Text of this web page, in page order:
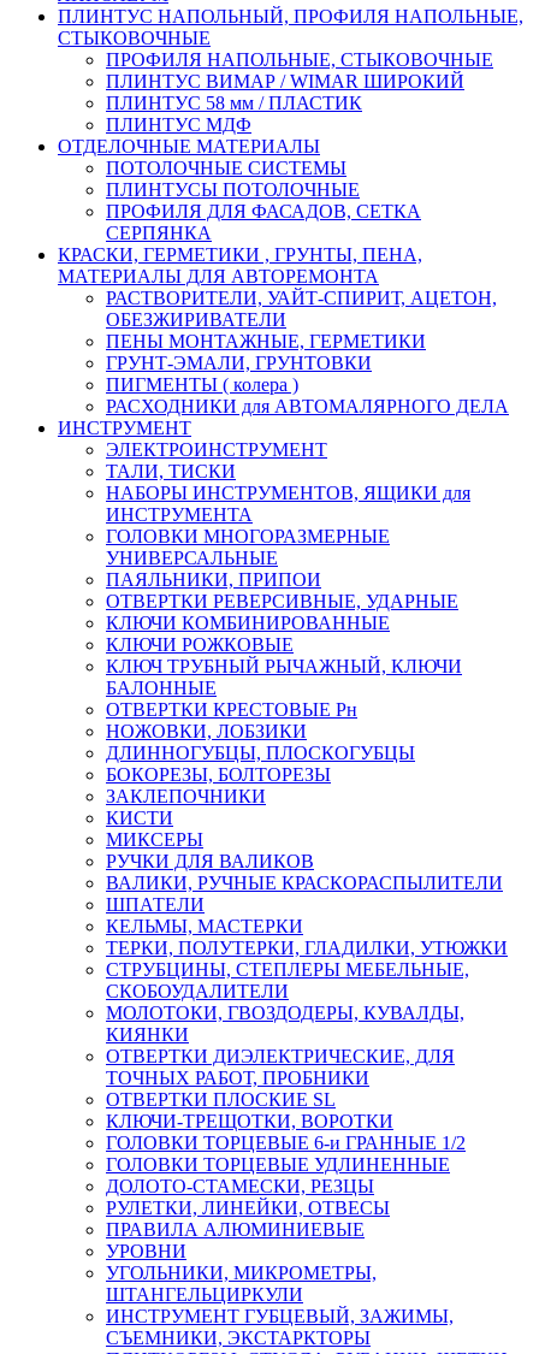
ПЛИНТУС НАПОЛЬНЫЙ, ПРОФИЛЯ НАПОЛЬНЫЕ,
СТЫКОВОЧНЫЕ
ПРОФИЛЯ НАПОЛЬНЫЕ, СТЫКОВОЧНЫЕ
ПЛИНТУС ВИМАР / WIMAR ШИРОКИЙ
ПЛИНТУС 58 мм / ПЛАСТИК
ПЛИНТУС МДФ
ОТДЕЛОЧНЫЕ МАТЕРИАЛЫ
ПОТОЛОЧНЫЕ СИСТЕМЫ
ПЛИНТУСЫ ПОТОЛОЧНЫЕ
ПРОФИЛЯ ДЛЯ ФАСАДОВ, СЕТКА
СЕРПЯНКА
КРАСКИ, ГЕРМЕТИКИ , ГРУНТЫ, ПЕНА,
МАТЕРИАЛЫ ДЛЯ АВТОРЕМОНТА
РАСТВОРИТЕЛИ, УАЙТ-СПИРИТ, АЦЕТОН,
ОБЕЗЖИРИВАТЕЛИ
ПЕНЫ МОНТАЖНЫЕ, ГЕРМЕТИКИ
ГРУНТ-ЭМАЛИ, ГРУНТОВКИ
ПИГМЕНТЫ ( колера )
РАСХОДНИКИ для АВТОМАЛЯРНОГО ДЕЛА
ИНСТРУМЕНТ
ЭЛЕКТРОИНСТРУМЕНТ
ТАЛИ, ТИСКИ
НАБОРЫ ИНСТРУМЕНТОВ, ЯЩИКИ для
ИНСТРУМЕНТА
ГОЛОВКИ МНОГОРАЗМЕРНЫЕ
УНИВЕРСАЛЬНЫЕ
ПАЯЛЬНИКИ, ПРИПОИ
ОТВЕРТКИ РЕВЕРСИВНЫЕ, УДАРНЫЕ
КЛЮЧИ КОМБИНИРОВАННЫЕ
КЛЮЧИ РОЖКОВЫЕ
КЛЮЧ ТРУБНЫЙ РЫЧАЖНЫЙ, КЛЮЧИ
БАЛОННЫЕ
ОТВЕРТКИ КРЕСТОВЫЕ Рн
НОЖОВКИ, ЛОБЗИКИ
ДЛИННОГУБЦЫ, ПЛОСКОГУБЦЫ
БОКОРЕЗЫ, БОЛТОРЕЗЫ
ЗАКЛЕПОЧНИКИ
КИСТИ
МИКСЕРЫ
РУЧКИ ДЛЯ ВАЛИКОВ
ВАЛИКИ, РУЧНЫЕ КРАСКОРАСПЫЛИТЕЛИ
ШПАТЕЛИ
КЕЛЬМЫ, МАСТЕРКИ
ТЕРКИ, ПОЛУТЕРКИ, ГЛАДИЛКИ, УТЮЖКИ
СТРУБЦИНЫ, СТЕПЛЕРЫ МЕБЕЛЬНЫЕ,
СКОБОУДАЛИТЕЛИ
МОЛОТОКИ, ГВОЗДОДЕРЫ, КУВАЛДЫ,
КИЯНКИ
ОТВЕРТКИ ДИЭЛЕКТРИЧЕСКИЕ, ДЛЯ
ТОЧНЫХ РАБОТ, ПРОБНИКИ
ОТВЕРТКИ ПЛОСКИЕ SL
КЛЮЧИ-ТРЕЩОТКИ, ВОРОТКИ
ГОЛОВКИ ТОРЦЕВЫЕ 6-и ГРАННЫЕ 1/2
ГОЛОВКИ ТОРЦЕВЫЕ УДЛИНЕННЫЕ
ДОЛОТО-СТАМЕСКИ, РЕЗЦЫ
РУЛЕТКИ, ЛИНЕЙКИ, ОТВЕСЫ
ПРАВИЛА АЛЮМИНИЕВЫЕ
УРОВНИ
УГОЛЬНИКИ, МИКРОМЕТРЫ,
ШТАНГЕЛЬЦИРКУЛИ
ИНСТРУМЕНТ ГУБЦЕВЫЙ, ЗАЖИМЫ,
СЪЕМНИКИ, ЭКСТАРКТОРЫ